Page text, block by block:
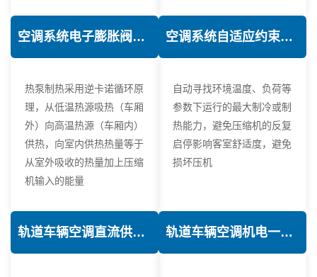
空调系统电子膨胀阀热力学优化技术
热泵制热采用逆卡诺循环原
理，从低温热源吸热（车厢
外）向高温热源（车厢内）
供热，向室内供热热量等于
从室外吸收的热量加上压缩
机输入的能量
空调系统自适应约束控制技术
自动寻找环境温度、负荷等
参数下运行的最大制冷或制
热能力，避免压缩机的反复
启停影响客室舒适度，避免
损坏压机
轨道车辆空调直流供电技术 轨道车辆空调机电一体化技术